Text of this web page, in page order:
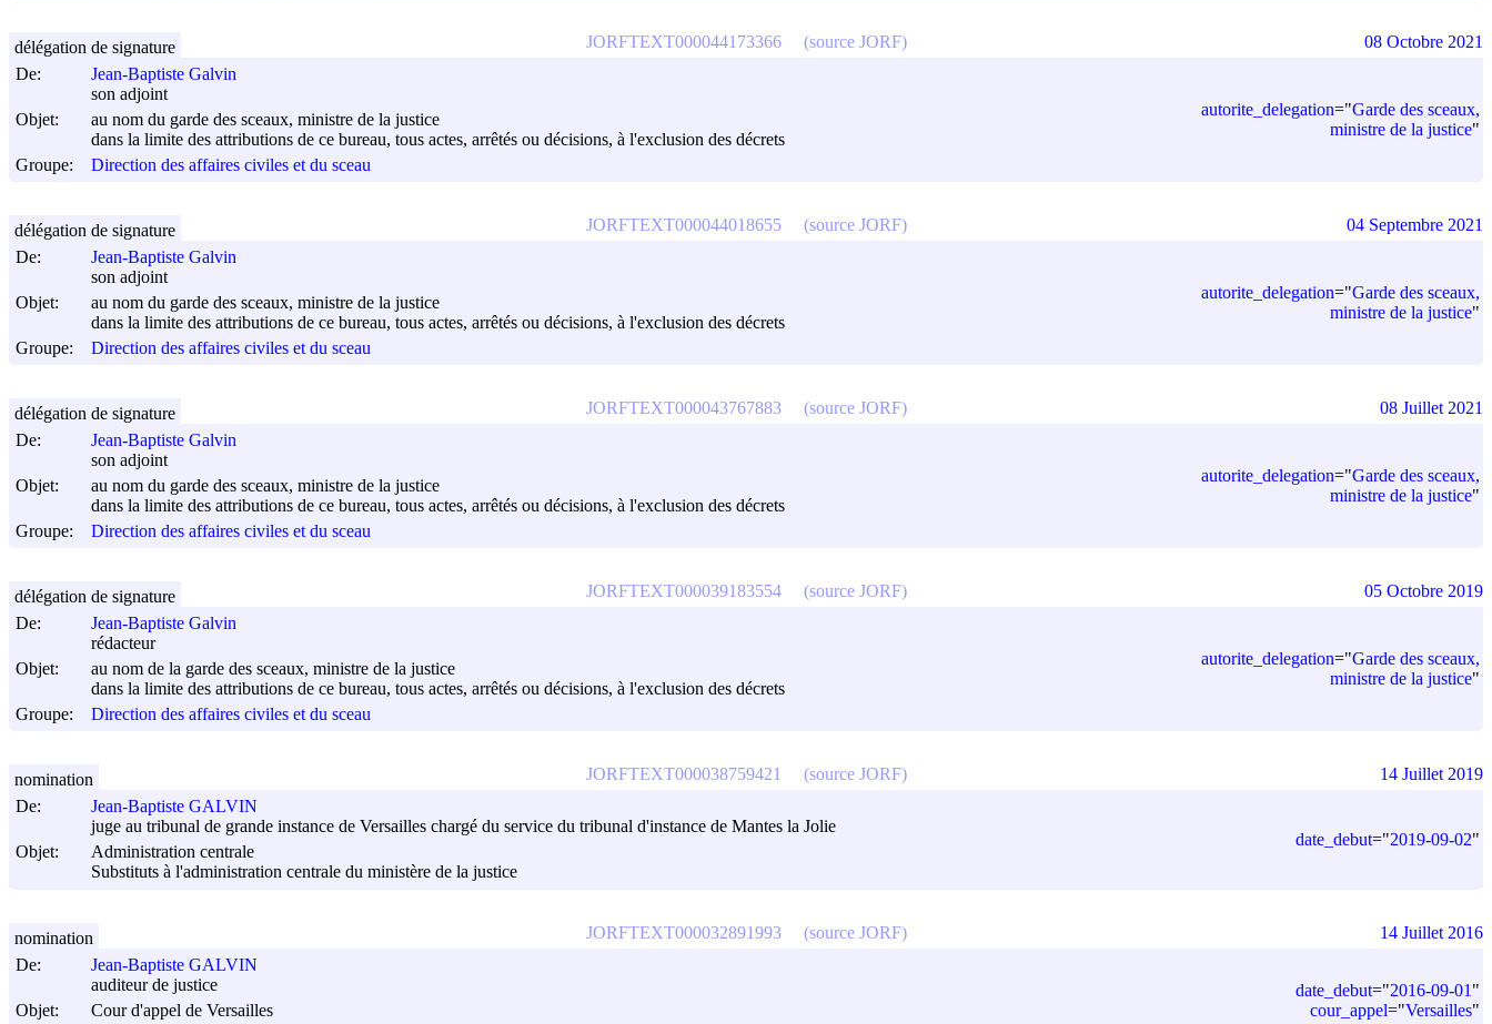
De:
Jean-Baptiste Galvin
son adjoint
Objet:
au nom du garde des sceaux, ministre de la justice
dans la limite des attributions de ce bureau, tous actes, arrêtés ou décisions, à l'exclusion des décrets
Groupe:
Direction des affaires civiles et du sceau
autorite_delegation="Garde des sceaux,
ministre de la justice"
JORFTEXT000044173366 (source JORF)
délégation de signature 08 Octobre 2021
De:
Jean-Baptiste Galvin
son adjoint
Objet:
au nom du garde des sceaux, ministre de la justice
dans la limite des attributions de ce bureau, tous actes, arrêtés ou décisions, à l'exclusion des décrets
Groupe:
Direction des affaires civiles et du sceau
autorite_delegation="Garde des sceaux,
ministre de la justice"
JORFTEXT000044018655 (source JORF)
délégation de signature 04 Septembre 2021
De:
Jean-Baptiste Galvin
son adjoint
Objet:
au nom du garde des sceaux, ministre de la justice
dans la limite des attributions de ce bureau, tous actes, arrêtés ou décisions, à l'exclusion des décrets
Groupe:
Direction des affaires civiles et du sceau
autorite_delegation="Garde des sceaux,
ministre de la justice"
JORFTEXT000043767883 (source JORF)
délégation de signature 08 Juillet 2021
De:
Jean-Baptiste Galvin
rédacteur
Objet:
au nom de la garde des sceaux, ministre de la justice
dans la limite des attributions de ce bureau, tous actes, arrêtés ou décisions, à l'exclusion des décrets
Groupe:
Direction des affaires civiles et du sceau
autorite_delegation="Garde des sceaux,
ministre de la justice"
JORFTEXT000039183554 (source JORF)
délégation de signature 05 Octobre 2019
De:
Jean-Baptiste GALVIN
juge au tribunal de grande instance de Versailles chargé du service du tribunal d'instance de Mantes la Jolie
Objet:
Administration centrale
Substituts à l'administration centrale du ministère de la justice
date_debut="2019-09-02"
JORFTEXT000038759421 (source JORF)
nomination 14 Juillet 2019
De:
Jean-Baptiste GALVIN
auditeur de justice
Objet:
Cour d'appel de Versailles
date_debut="2016-09-01 "
cour_appel="Versailles"
JORFTEXT000032891993 (source JORF)
nomination 14 Juillet 2016